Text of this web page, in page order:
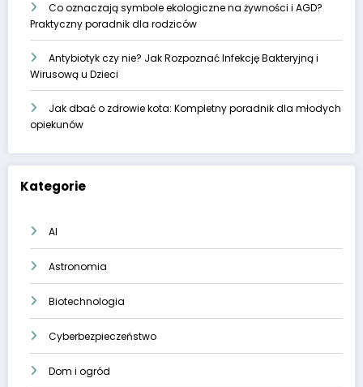
Co oznaczają symbole ekologiczne na żywności i AGD?
Praktyczny poradnik dla rodziców
Antybiotyk czy nie? Jak Rozpoznać Infekcję Bakteryjną i
Wirusową u Dzieci
Jak dbać o zdrowie kota: Kompletny poradnik dla młodych
opiekunów
Kategorie
AI
Astronomia
Biotechnologia
Cyberbezpieczeństwo
Dom i ogród